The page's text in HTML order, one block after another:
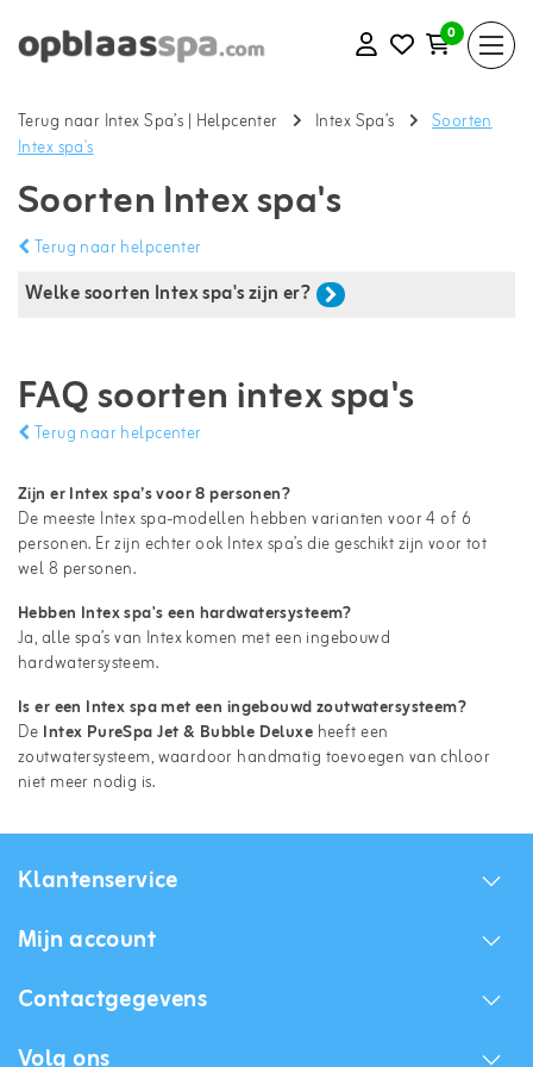
0
Terug naar Intex Spa’s | Helpcenter Intex Spa’s
Soorten
Intex spa's
Soorten Intex spa's
Terug naar helpcenter
Welke soorten Intex spa's zijn er?
FAQ soorten intex spa's
Terug naar helpcenter
Zijn er Intex spa’s voor 8 personen?
De meeste Intex spa-modellen hebben varianten voor 4 of 6
personen. Er zijn echter ook Intex spa’s die geschikt zijn voor tot
wel 8 personen.
Hebben Intex spa's een hardwatersysteem?
Ja, alle spa’s van Intex komen met een ingebouwd
hardwatersysteem.
Is er een Intex spa met een ingebouwd zoutwatersysteem?
De Intex PureSpa Jet & Bubble Deluxe heeft een
zoutwatersysteem, waardoor handmatig toevoegen van chloor
niet meer nodig is.
Klantenservice
Mijn account
Contactgegevens
Volg ons